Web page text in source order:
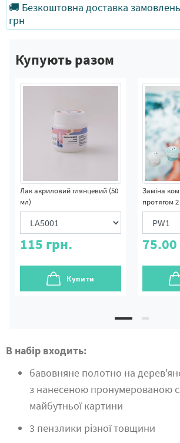
🚚 Безкоштовна доставка
грн
Купують разом
Лак акриловий глянцевий (50
мл)
115 грн.
Купити
Заміна
протягом 2
75.00
В набір входить:
бавовняне полотно на
з нанесеною пронумерованою
майбутньої картини
3 пензлики різної товщини